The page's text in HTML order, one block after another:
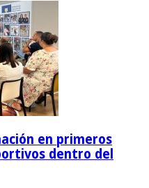
en primeros
dentro del